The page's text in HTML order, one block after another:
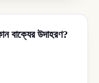
বাক্যের উদাহরণ?